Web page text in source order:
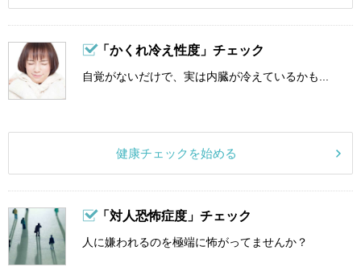
「かくれ冷え性度」チェック
自覚がないだけで、実は内臓が冷えているかも...
健康チェックを始める
「対人恐怖症度」チェック
人に嫌われるのを極端に怖がってませんか？